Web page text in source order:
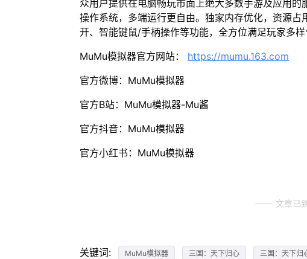
众用户提供在电脑畅玩市面上绝大多数手游及应用
操作系统，多端运行更自由。独家内存优化，资源
开、智能键鼠/手柄操作等功能，全方位满足玩家多样
MuMu模拟器官方网站： https://mumu.163.com
官方微博：MuMu模拟器
官方B站：MuMu模拟器-Mu酱
官方抖音：MuMu模拟器
官方小红书：MuMu模拟器
文章已
关键词: MuMu模拟器 三国：天下归心 三国：天下归